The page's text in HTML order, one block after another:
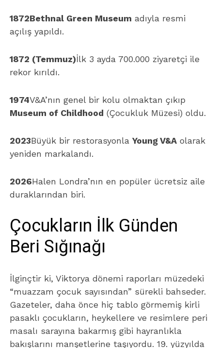
1872Bethnal Green Museum adıyla resmi
açılış yapıldı.
1872 (Temmuz)İlk 3 ayda 700.000 ziyaretçi ile
rekor kırıldı.
1974V&A’nın genel bir kolu olmaktan çıkıp
Museum of Childhood (Çocukluk Müzesi) oldu.
2023Büyük bir restorasyonla Young V&A olarak
yeniden markalandı.
2026Halen Londra’nın en popüler ücretsiz aile
duraklarından biri.
Çocukların İlk Günden
Beri Sığınağı
İlginçtir ki, Viktorya dönemi raporları müzedeki
“muazzam çocuk sayısından” sürekli bahseder.
Gazeteler, daha önce hiç tablo görmemiş kirli
pasaklı çocukların, heykellere ve resimlere peri
masalı sarayına bakarmış gibi hayranlıkla
bakışlarını manşetlerine taşıyordu. 19. yüzyılda